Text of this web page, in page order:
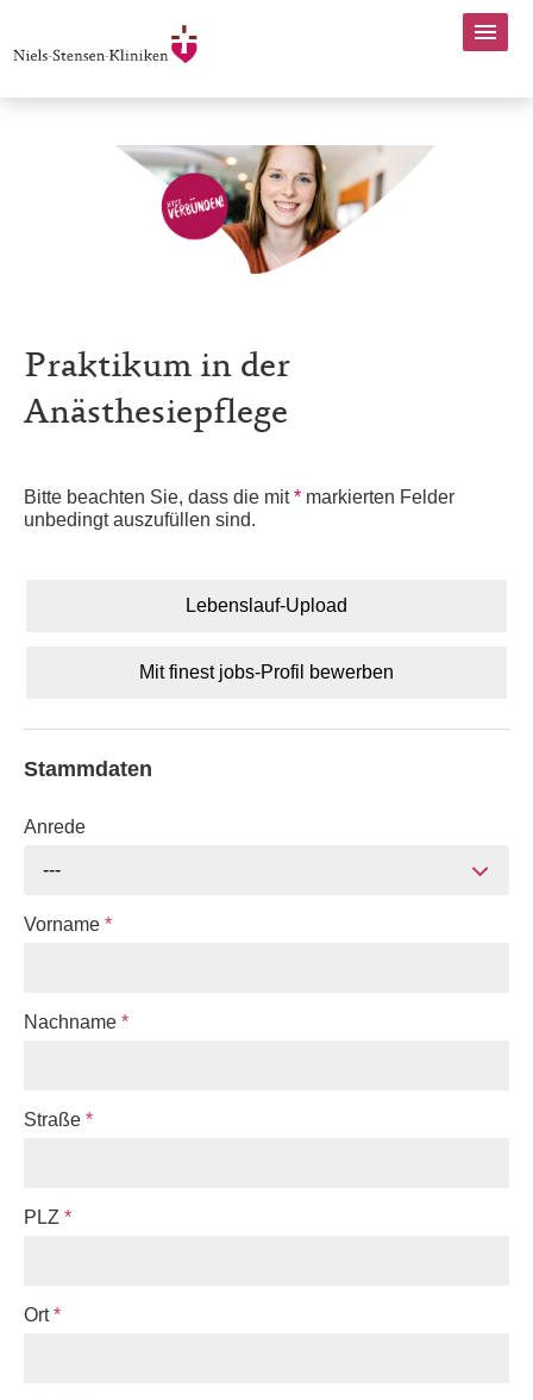
Praktikum in der
Anästhesiepflege
Bitte beachten Sie, dass die mit* markierten Felder
unbedingt auszufüllen sind.
Lebenslauf-Upload
Mit finest jobs-Profil bewerben
Stammdaten
Anrede
---
Vorname *
Nachname *
Straße *
PLZ *
Ort*